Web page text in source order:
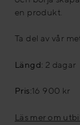
en produkt.
Ta del av vår
Längd: 2 dagar
Pris:16 900 kr
Läs mer om